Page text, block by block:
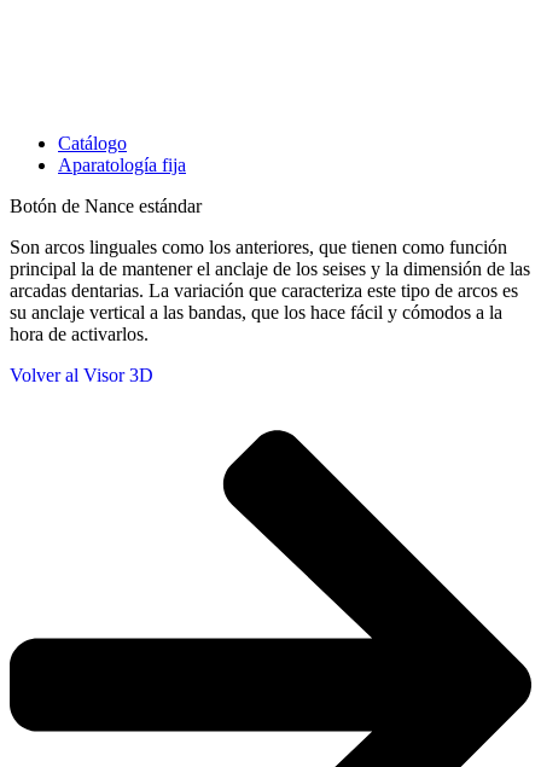
Catálogo
Aparatología fija
Botón de Nance estándar
Son arcos linguales como los anteriores, que tienen como función
principal la de mantener el anclaje de los seises y la dimensión de las
arcadas dentarias. La variación que caracteriza este tipo de arcos es
su anclaje vertical a las bandas, que los hace fácil y cómodos a la
hora de activarlos.
Volver al Visor 3D